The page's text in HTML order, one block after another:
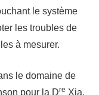
le système
les troubles de
à mesurer.
le domaine de
pour la Dre Xia,